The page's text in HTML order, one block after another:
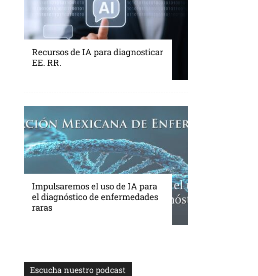
Recursos de IA para diagnosticar
EE. RR.
Impulsaremos el uso de IA para
el diagnóstico de enfermedades
raras
Escucha nuestro podcast